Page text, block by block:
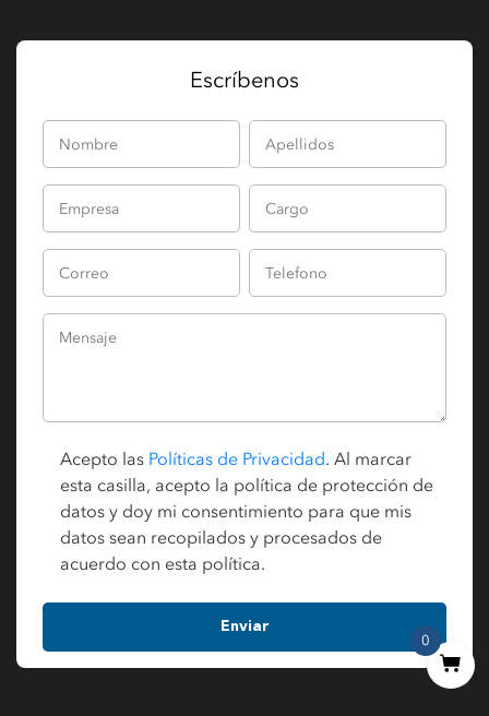
Escríbenos
Acepto las Políticas de Privacidad. Al marcar
esta casilla, acepto la política de protección de
datos y doy mi consentimiento para que mis
datos sean recopilados y procesados de
acuerdo con esta política.
0